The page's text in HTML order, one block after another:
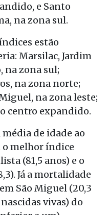
e Santo
na zona sul.
estão
Marsilac, Jardim
na zona sul;
na zona norte;
na zona leste;
centro expandido.
média de idade ao
o melhor índice
(81,5 anos) e o
Já a mortalidade
São Miguel (20,3
vivas) do